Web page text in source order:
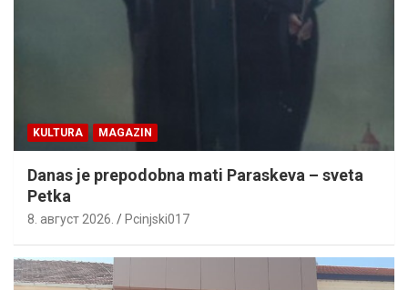
KULTURA MAGAZIN
Danas je prepodobna mati Paraskeva – sveta
Petka
8. август 2026. Pcinjski017